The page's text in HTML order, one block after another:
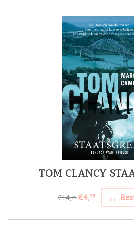
TOM CLANCY
€14,99 €4,99